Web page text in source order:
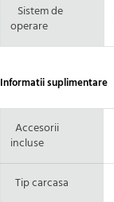
Sistem de
operare
Informatii suplimentare
Accesorii
incluse
Tip carcasa